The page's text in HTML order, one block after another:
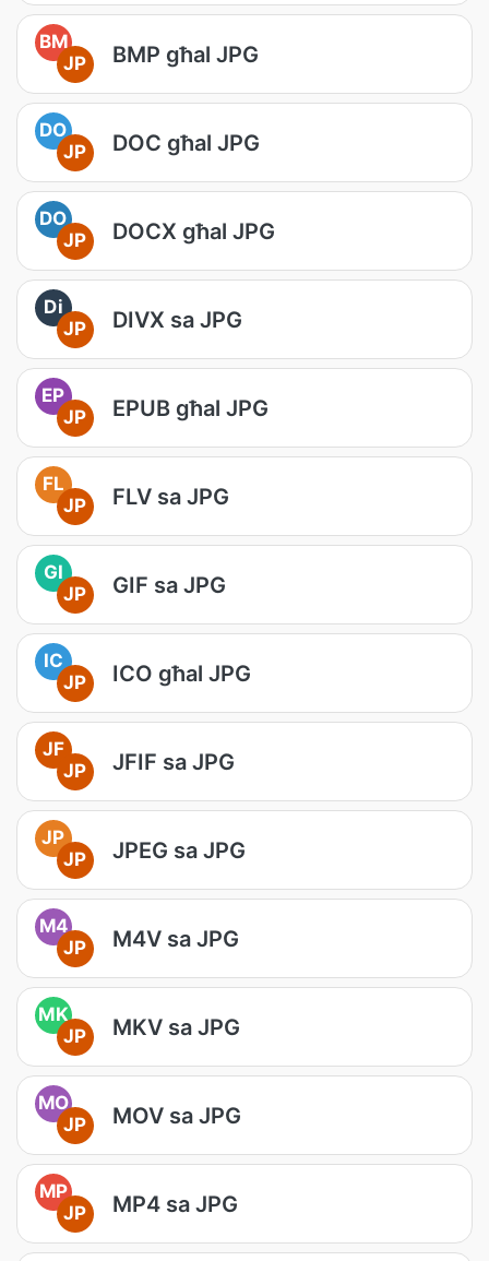
BM
JP
BMP għal JPG
DO
JP
DOC għal JPG
DO
JP
DOCX għal JPG
Di
JP
DIVX sa JPG
EP
JP
EPUB għal JPG
FL
JP
FLV sa JPG
GI
JP
GIF sa JPG
IC
JP
ICO għal JPG
JF
JP
JFIF sa JPG
JP
JP
JPEG sa JPG
M4
JP
M4V sa JPG
MK
JP
MKV sa JPG
MO
JP
MOV sa JPG
MP
JP
MP4 sa JPG